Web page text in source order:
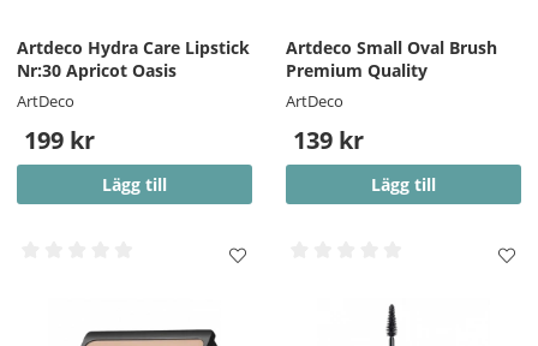
Artdeco Hydra Care Lipstick
Nr:30 Apricot Oasis
ArtDeco
199 kr
Lägg till
Artdeco Small Oval Brush
Premium Quality
ArtDeco
139 kr
Lägg till